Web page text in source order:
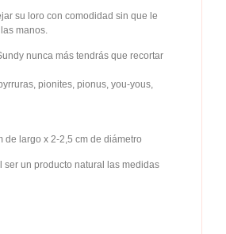
su loro con comodidad sin que le
manos.
nunca más tendrás que recortar
pionites, pionus, you-yous,
de largo x 2-2,5 cm de diámetro
ser un producto natural las medidas